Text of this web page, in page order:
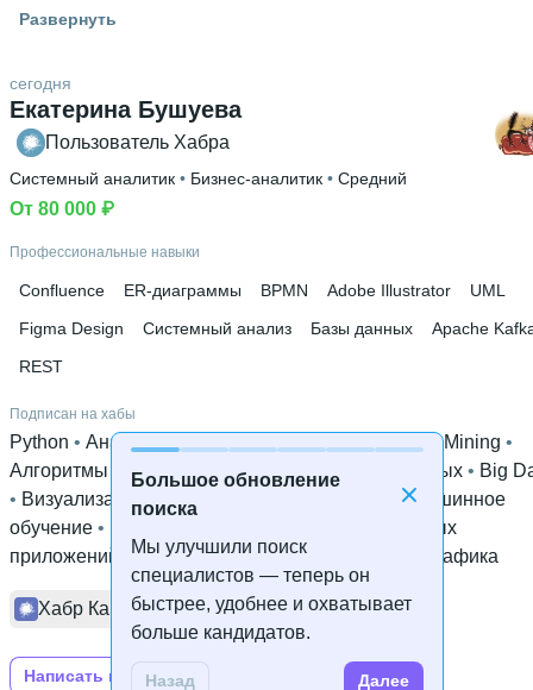
Большое обновление
поиска
Мы улучшили поиск
специалистов — теперь он
быстрее, удобнее и охватывает
больше кандидатов.
Назад Далее
Знание языков
Высшее образование
АФ ННГУ • Физико-математический
Развернуть
Екатерина Бушуева
сегодня
Пользователь Хабра
Системный аналитик • Бизнес-аналитик • Средний
От 80 000 ₽
Профессиональные навыки
Confluence ER-диаграммы BPMN Adobe Illustrator
UML
Figma Design
Системный анализ Базы данных
Apache
REST
Подписан на хабы
Python • Анализ и проектирование систем Data Mining
Алгоритмы
Облачные вычисления Базы данных • Big
• Визуализация данных • Машинное
обучение •
Аналитика мобильных
приложений
• Hadoop • Статистика в IT Инфографика
Хабр Карьера Хабр
Написать на Хабре